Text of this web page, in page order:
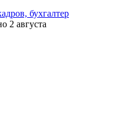
бухгалтер
2 августа